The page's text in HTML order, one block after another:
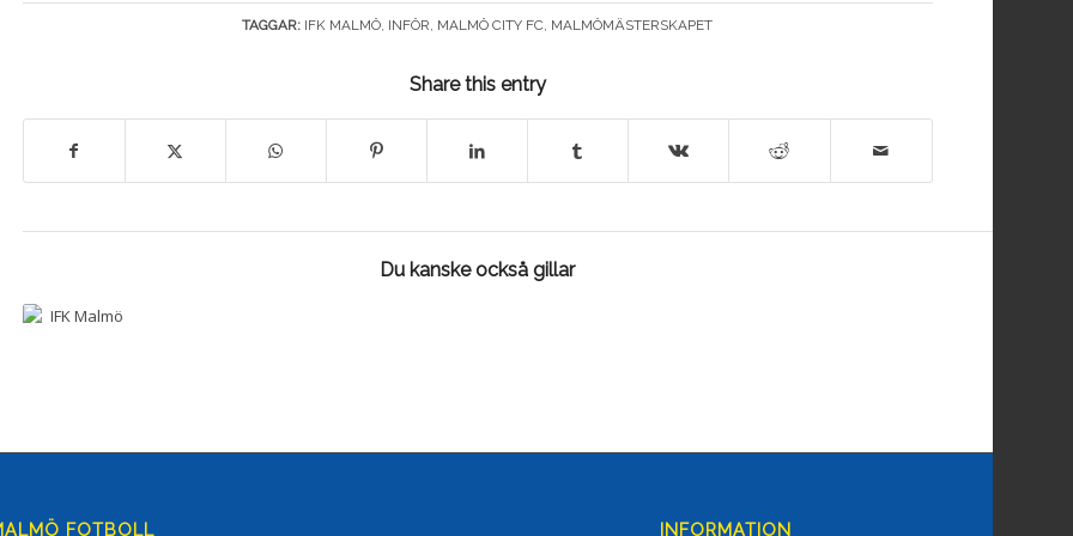
TAGGAR: IFK MALMÖ, INFÖR, MALMÖ CITY FC, MALMÖMÄSTERSKAPET
Share this entry
Du kanske också gillar
FOTBOLL INFORMATION